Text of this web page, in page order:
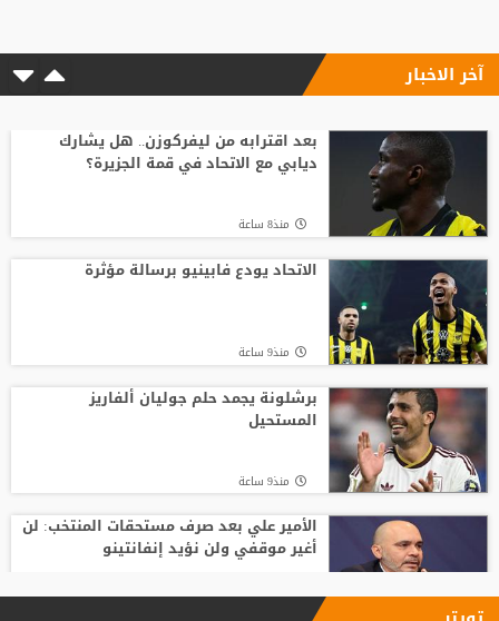
رودري يحسم قراره ويختار وجهته المقبلة
تصريح رسمي يعقد مهمة برشلونة في
صفقة المستقبل
صدام في تدريبات أتلتيكو.. ألفاريز يطالب
سيميوني بتسهيل رحيله لبرشلونة
آخر الاخبار
بعد اقترابه من ليفركوزن.. هل يشارك
ديابي مع الاتحاد في قمة الجزيرة؟
منذ8 ساعة
الاتحاد يودع فابينيو برسالة مؤثرة
منذ9 ساعة
برشلونة يجمد حلم جوليان ألفاريز
المستحيل
منذ9 ساعة
الأمير علي بعد صرف مستحقات المنتخب: لن
أغير موقفي ولن نؤيد إنفانتينو